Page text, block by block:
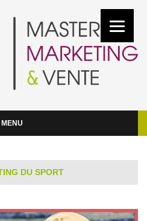
MENU
DU SPORT